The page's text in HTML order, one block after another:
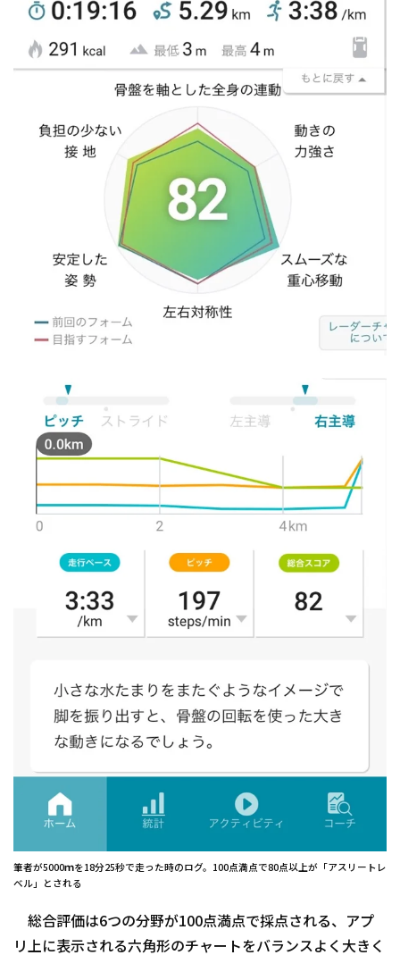
筆者が5000ｍを18分25秒で走った時のログ。100点満点で80点以上が「アスリートレ
ベル」とされる
総合評価は6つの分野が100点満点で採点される、アプ
リ上に表示される六角形のチャートをバランスよく大きく